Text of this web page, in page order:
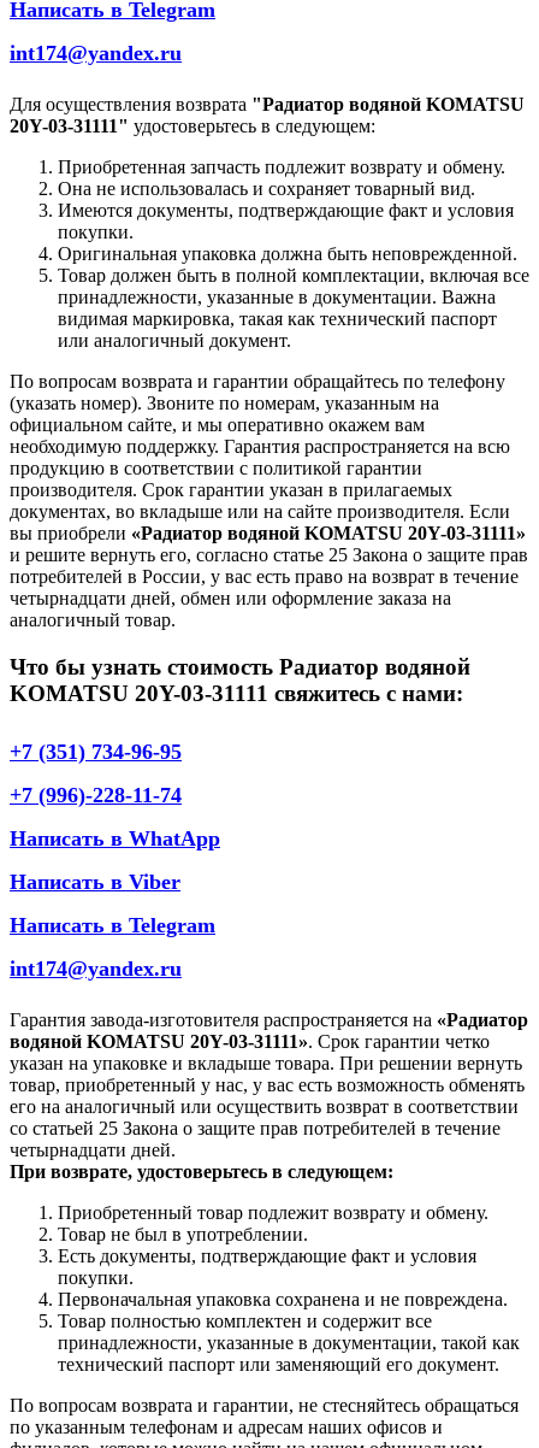
Написать в Telegram
int174@yandex.ru
Для осуществления возврата "Радиатор водяной KOMATSU
20Y-03-31111" удостоверьтесь в следующем:
Приобретенная запчасть подлежит возврату и обмену.
Она не использовалась и сохраняет товарный вид.
Имеются документы, подтверждающие факт и условия
покупки.
Оригинальная упаковка должна быть неповрежденной.
Товар должен быть в полной комплектации, включая все
принадлежности, указанные в документации. Важна
видимая маркировка, такая как технический паспорт
или аналогичный документ.
По вопросам возврата и гарантии обращайтесь по телефону
(указать номер). Звоните по номерам, указанным на
официальном сайте, и мы оперативно окажем вам
необходимую поддержку. Гарантия распространяется на всю
продукцию в соответствии с политикой гарантии
производителя. Срок гарантии указан в прилагаемых
документах, во вкладыше или на сайте производителя. Если
вы приобрели «Радиатор водяной KOMATSU 20Y-03-31111»
и решите вернуть его, согласно статье 25 Закона о защите прав
потребителей в России, у вас есть право на возврат в течение
четырнадцати дней, обмен или оформление заказа на
аналогичный товар.
Что бы узнать стоимость Радиатор водяной
KOMATSU 20Y-03-31111 свяжитесь с нами:
+7 (351) 734-96-95
+7 (996)-228-11-74
Написать в WhatApp
Написать в Viber
Написать в Telegram
int174@yandex.ru
Гарантия завода-изготовителя распространяется на «Радиатор
водяной KOMATSU 20Y-03-31111». Срок гарантии четко
указан на упаковке и вкладыше товара. При решении вернуть
товар, приобретенный у нас, у вас есть возможность обменять
его на аналогичный или осуществить возврат в соответствии
со статьей 25 Закона о защите прав потребителей в течение
четырнадцати дней.
При возврате, удостоверьтесь в следующем:
Приобретенный товар подлежит возврату и обмену.
Товар не был в употреблении.
Есть документы, подтверждающие факт и условия
покупки.
Первоначальная упаковка сохранена и не повреждена.
Товар полностью комплектен и содержит все
принадлежности, указанные в документации, такой как
технический паспорт или заменяющий его документ.
По вопросам возврата и гарантии, не стесняйтесь обращаться
по указанным телефонам и адресам наших офисов и